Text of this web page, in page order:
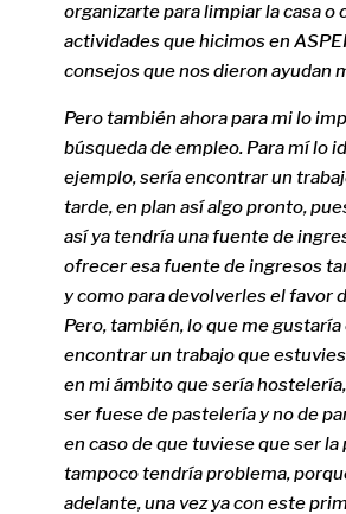
organizarte para limpiar la casa o
actividades que hicimos en
consejos que nos dieron ayudan
Pero también ahora para mi lo
búsqueda de empleo. Para mí lo
ejemplo, sería encontrar un
tarde, en plan así algo pronto,
así ya tendría una fuente de
ofrecer esa fuente de ingresos
y como para devolverles el favor
Pero, también, lo que me gustaría
encontrar un trabajo que
en mi ámbito que sería
ser fuese de pastelería y no de
en caso de que tuviese que ser la
tampoco tendría problema,
adelante, una vez ya con este